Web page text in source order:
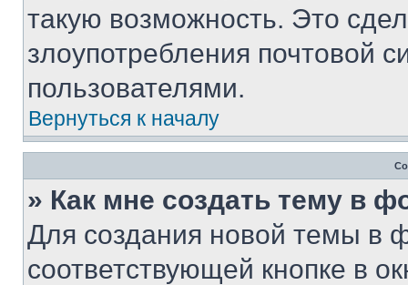
такую возможность. Это
злоупотребления почтовой
пользователями.
Вернуться к началу
» Как мне создать тему в
Для создания новой темы в
соответствующей кнопке в